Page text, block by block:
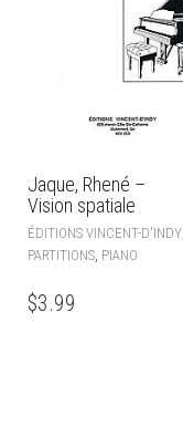
Jaque, Rhené –
Vision spatiale
ÉDITIONS VINCENT-D'INDY
PARTITIONS PIANO
$3.99